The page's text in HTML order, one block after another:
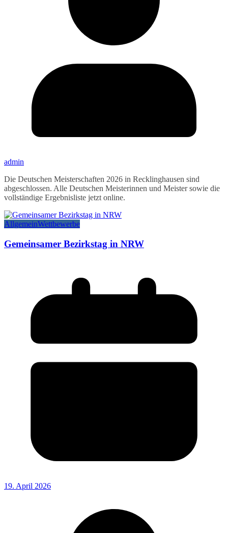
admin
Die Deutschen Meisterschaften 2026 in Recklinghausen sind
abgeschlossen. Alle Deutschen Meisterinnen und Meister sowie die
vollständige Ergebnisliste jetzt online.
AllgemeinWettbewerbe
Gemeinsamer Bezirkstag in NRW
19. April 2026